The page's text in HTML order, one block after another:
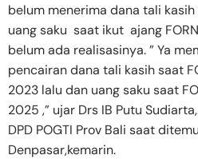
belum menerima dana tali kasih
uang saku saat ikut ajang
belum ada realisasinya. ” Ya
pencairan dana tali kasih saat
2023 lalu dan uang saku saat
2025 ,” ujar Drs IB Putu
DPD POGTI Prov Bali saat
Denpasar,kemarin.